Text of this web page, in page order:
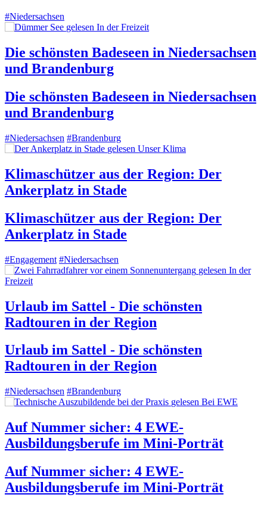
#Niedersachsen
gelesen In der Freizeit
Die schönsten Badeseen in Niedersachsen
und Brandenburg
Die schönsten Badeseen in Niedersachsen
und Brandenburg
#Niedersachsen #Brandenburg
gelesen Unser Klima
Klimaschützer aus der Region: Der
Ankerplatz in Stade
Klimaschützer aus der Region: Der
Ankerplatz in Stade
#Engagement #Niedersachsen
gelesen In der
Freizeit
Urlaub im Sattel - Die schönsten
Radtouren in der Region
Urlaub im Sattel - Die schönsten
Radtouren in der Region
#Niedersachsen #Brandenburg
gelesen Bei EWE
Auf Nummer sicher: 4 EWE-
Ausbildungsberufe im Mini-Porträt
Auf Nummer sicher: 4 EWE-
Ausbildungsberufe im Mini-Porträt